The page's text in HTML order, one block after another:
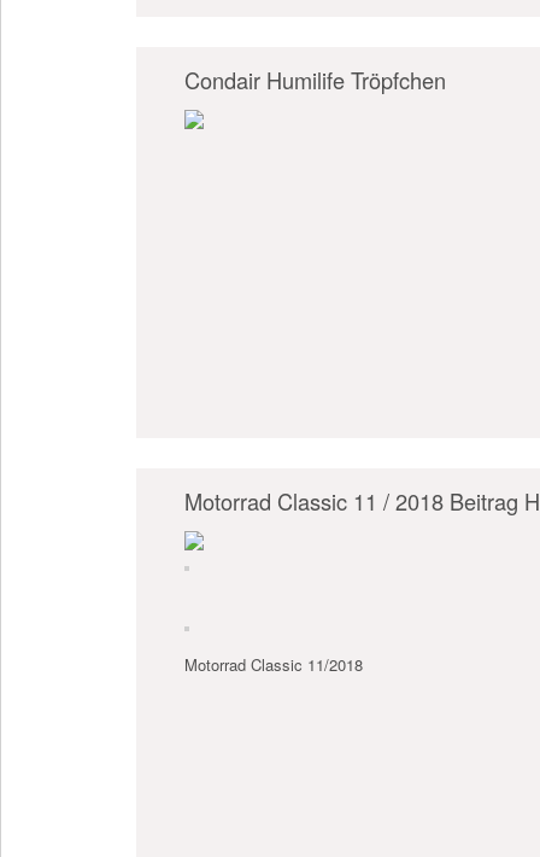
Condair Humilife Tröpfchen
Motorrad Classic 11 / 2018 Beitrag
Motorrad Classic 11/2018